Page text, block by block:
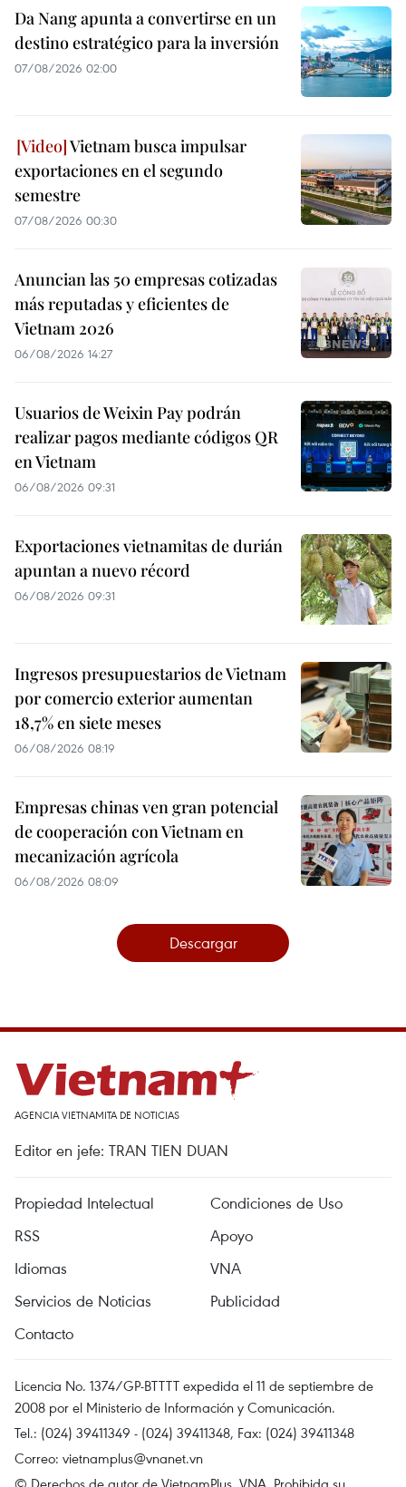
Da Nang apunta a convertirse en un
destino estratégico para la inversión
07/08/2026 02:00
Vietnam busca impulsar
exportaciones en el segundo
semestre
07/08/2026 00:30
Anuncian las 50 empresas cotizadas
más reputadas y eficientes de
Vietnam 2026
06/08/2026 14:27
Usuarios de Weixin Pay podrán
realizar pagos mediante códigos QR
en Vietnam
06/08/2026 09:31
Exportaciones vietnamitas de durián
apuntan a nuevo récord
06/08/2026 09:31
Ingresos presupuestarios de Vietnam
por comercio exterior aumentan
18,7% en siete meses
06/08/2026 08:19
Empresas chinas ven gran potencial
de cooperación con Vietnam en
mecanización agrícola
06/08/2026 08:09
Descargar
AGENCIA VIETNAMITA DE NOTICIAS
Editor en jefe: TRAN TIEN DUAN
Propiedad Intelectual
Condiciones de Uso
RSS
Apoyo
Idiomas
VNA
Servicios de Noticias
Publicidad
Contacto
Licencia No. 1374/GP-BTTTT expedida el 11 de septiembre de
2008 por el Ministerio de Información y Comunicación.
Tel.: (024) 39411349 - (024) 39411348, Fax: (024) 39411348
Correo: vietnamplus@vnanet.vn
© Derechos de autor de VietnamPlus, VNA. Prohibida su